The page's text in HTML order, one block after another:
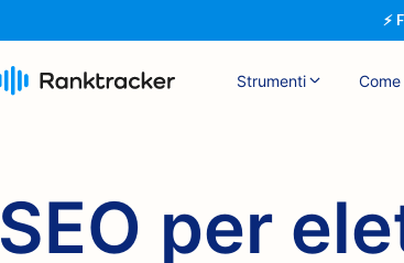
⚡
Strumenti
SEO per